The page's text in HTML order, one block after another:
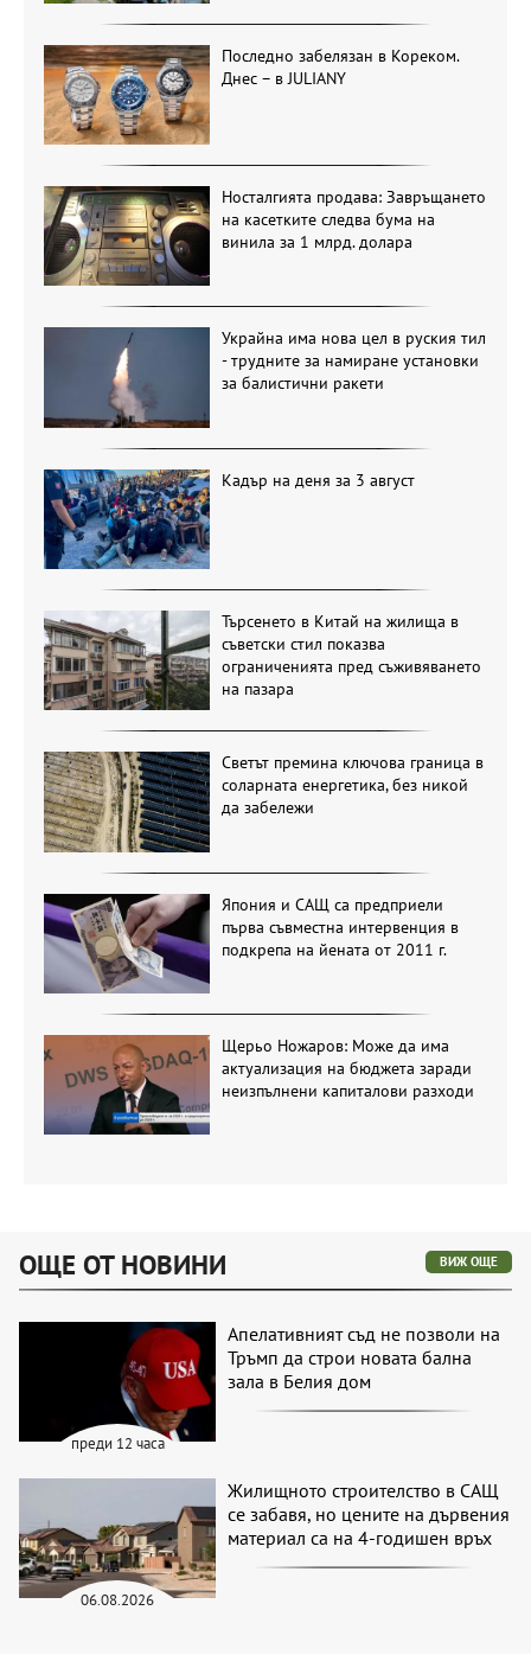
Последно забелязан в Кореком.
Днес – в JULIANY
Носталгията продава: Завръщането
на касетките следва бума на
винила за 1 млрд. долара
Украйна има нова цел в руския тил
- трудните за намиране установки
за балистични ракети
Кадър на деня за 3 август
Търсенето в Китай на жилища в
съветски стил показва
ограниченията пред съживяването
на пазара
Светът премина ключова граница в
соларната енергетика, без никой
да забележи
Япония и САЩ са предприели
първа съвместна интервенция в
подкрепа на йената от 2011 г.
Щерьо Ножаров: Може да има
актуализация на бюджета заради
неизпълнени капиталови разходи
ОЩЕ ОТ НОВИНИ ВИЖ ОЩЕ
преди 12 часа
Апелативният съд не позволи на
Тръмп да строи новата бална
зала в Белия дом
06.08.2026
Жилищното строителство в САЩ
се забавя, но цените на дървения
материал са на 4-годишен връх